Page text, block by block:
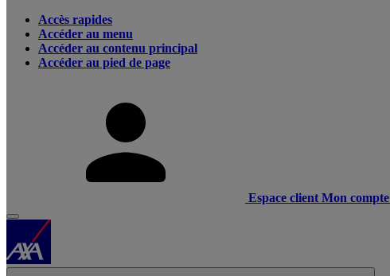
Accès rapides
Accéder au menu
Accéder au contenu principal
Accéder au pied de page
Espace client Mon compte